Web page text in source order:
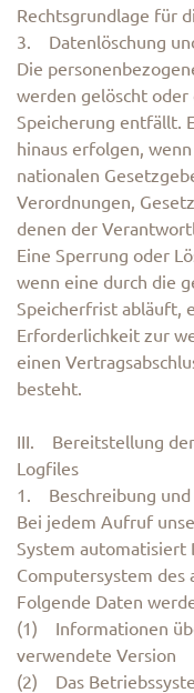
Rechtsgrundlage für
3. Datenlöschung
Die
werden gelöscht
Speicherung entfällt.
hinaus erfolgen,
nationalen
Verordnungen,
denen der
Eine Sperrung oder
wenn eine durch die
Speicherfrist abläuft,
Erforderlichkeit zur
einen
besteht.
III. Bereitstellung
Logfiles
1. Beschreibung und
Bei jedem Aufruf
System automatisiert
Computersystem des
Folgende Daten
(1) Informationen
verwendete Version
(2) Das